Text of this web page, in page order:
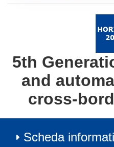
finestra)
5th
and
cross-
Scheda